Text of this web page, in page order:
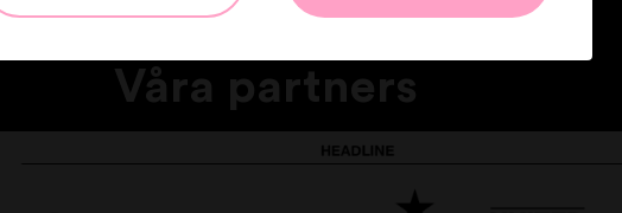
Våra partners